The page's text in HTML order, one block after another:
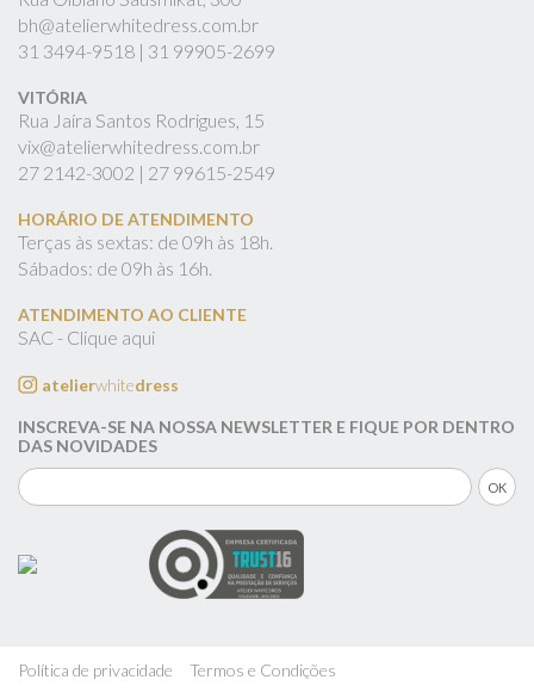
bh@atelierwhitedress.com.br
31 3494-9518 | 31 99905-2699
VITÓRIA
Rua Jaíra Santos Rodrigues, 15
vix@atelierwhitedress.com.br
27 2142-3002 | 27 99615-2549
HORÁRIO DE ATENDIMENTO
Terças às sextas: de 09h às 18h.
Sábados: de 09h às 16h.
ATENDIMENTO AO CLIENTE
SAC - Clique aqui
atelierwhitedress
INSCREVA-SE NA NOSSA NEWSLETTER E FIQUE POR DENTRO
DAS NOVIDADES
Política de privacidade Termos e Condições